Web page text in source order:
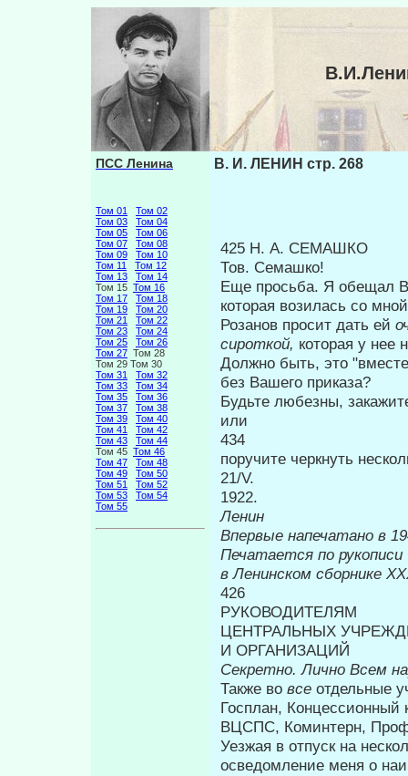
ПСС Ленина
Том 01
Том 02
Том 03
Том 04
Том 05
Том 06
Том 07
Том 08
Том 09
Том 10
Том 11
Том 12
Том 13
Том 14
Том 15 Том 16
Том 17
Том 18
Том 19
Том 20
Том 21
Том 22
Том 23
Том 24
Том 25
Том 26
Том 27 Том 28
Том 29 Том 30
Том 31
Том 32
Том 33
Том 34
Том 35
Том 36
Том 37
Том 38
Том 39
Том 40
Том 41
Том 42
Том 43
Том 44
Том 45 Том 46
Том 47
Том 48
Том 49
Том 50
Том 51
Том 52
Том 53
Том 54
Том 55
В. И. ЛЕНИН стр. 268
425 Н. А. СЕМАШКО
Тов. Семашко!
Еще просьба. Я обещал
которая во­зилась со
Розанов просит дать ей
сироткой, которая у нее
Должно быть, это
без Ваше­го приказа?
Будьте любезны,
или
434
поручите черкнуть
21/V.
Ленин
Впервые
Печатается по рукописи
в Ленинском сборнике
426
РУКОВОДИТЕЛЯМ
ЦЕНТРАЛЬНЫХ
И ОРГАНИЗАЦИЙ
Секретно. Лично Всем
Также во все отдельные
Гос­план, Концессионный
ВЦСПС, Ко­минтерн,
Уезжая в отпуск на
осведомление меня о